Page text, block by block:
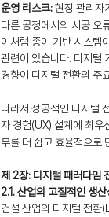
운영 리스크: 현장 관리자
다른 공정에서의 시공 오
이처럼 종이 기반 시스템
관련이 있습니다. 디지털
경향이 디지털 전환의 주
따라서 성공적인 디지털
자 경험(UX) 설계에 최우
무를 더 쉽고 효율적으로
제 2장: 디지털 패러다임
2.1. 산업의 고질적인 생
건설 산업의 디지털 전